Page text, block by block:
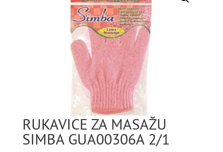
RUKAVICE ZA MASAŽU
SIMBA GUA00306A 2/1